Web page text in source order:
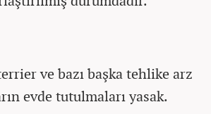
ve bazı başka tehlike arz
evde tutulmaları yasak.